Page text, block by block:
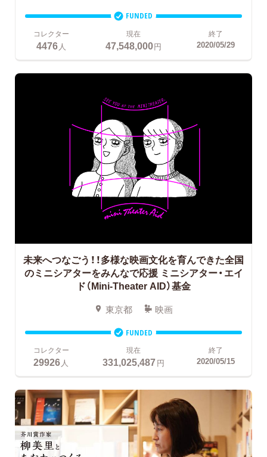
FUNDED
コレクター
4476 人
現在
47,548,000円
終了
2020/05/29
未来へつなごう！！多様な映画文化を育んできた全国
のミニシアターをみんなで応援ミニシアター・エイ
ド（Mini-Theater AID）基金
東京都 映画
FUNDED
コレクター
29926人
現在
331,025,487円
終了
2020/05/15